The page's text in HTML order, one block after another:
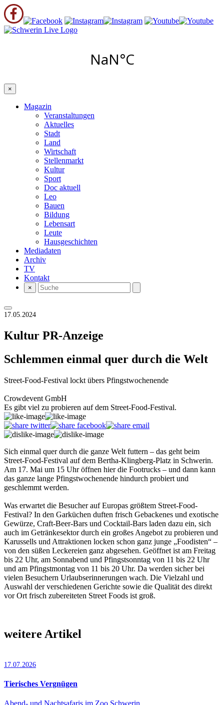
×
Magazin
Veranstaltungen
Aktuelles
Stadt
Land
Wirtschaft
Stellenmarkt
Kultur
Sport
Doc aktuell
Leo
Bauen
Bildung
Lebensart
Leute
Hausgeschichten
Mediadaten
Archiv
TV
Kontakt
×
17.05.2024
Kultur PR-Anzeige
Schlemmen einmal quer durch die Welt
Street-Food-Festival lockt übers Pfingstwochenende
Crowdevent GmbH
Es gibt viel zu probieren auf dem Street-Food-Festival.
Sich einmal quer durch die ganze Welt futtern – das geht beim
Street-Food-Festival auf dem Bertha-Klingberg-Platz in Schwerin.
Am 17. Mai um 15 Uhr öffnen hier die Footrucks – und dann kann
das ganze lange Pfingstwochenende hindurch probiert und
geschlemmt werden.
Was erwartet die Besucher auf Europas größtem Street-Food-
Festival? In den Garküchen duften frisch Gebackenes und exotische
Gewürze, Craft-Beer-Bars und Cocktail-Bars laden dazu ein, sich
auch im Getränkesektor durch ein großes Angebot zu probieren und
Karussells und Attraktionen locken schon ganz junge „Foodisten“ –
von den süßen Leckereien ganz abgesehen. Geöffnet ist am Freitag
bis 22 Uhr, am Sonnabend und Pfingstsonntag von 11 bis 22 Uhr
und am Pfingstmontag von 11 bis 20 Uhr. Da werden sicher bei
vielen Besuchern Urlaubs­erinnerungen wach. Die Vielzahl und
Auswahl der verschiedenen Gerichte sowie die Qualität des direkt
vor Ort frisch zubereiteten Street Foods ist groß.
weitere Artikel
17.07.2026
Tierisches Vergnügen
Abend- und Nachtsafaris im Zoo Schwerin